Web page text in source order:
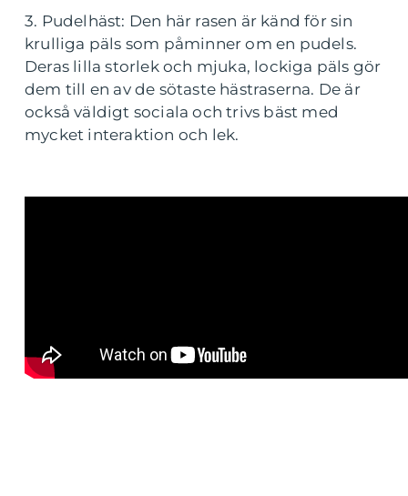
3. Pudelhäst: Den här rasen är känd för sin
krulliga päls som påminner om en pudels.
Deras lilla storlek och mjuka, lockiga päls gör
dem till en av de sötaste hästraserna. De är
också väldigt sociala och trivs bäst med
mycket interaktion och lek.